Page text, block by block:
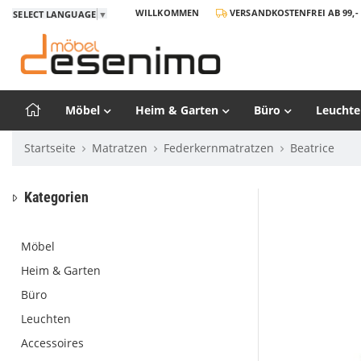
SELECT LANGUAGE ▼ WILLKOMMEN VERSANDKOSTENFREI AB 99,-
Möbel Heim & Garten Büro
Startseite Matratzen Federkernmatratzen Beatrice
Kategorien
Möbel
Heim & Garten
Büro
Leuchten
Accessoires